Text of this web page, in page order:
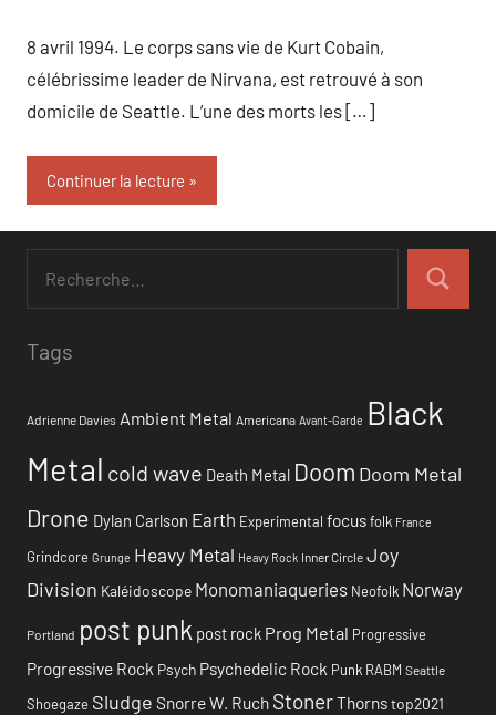
8 avril 1994. Le corps sans vie de Kurt Cobain,
célébrissime leader de Nirvana, est retrouvé à son
domicile de Seattle. L’une des morts les […]
Continuer la lecture
Tags
Adrienne Davies Ambient Metal Americana Avant-Garde Black
Metal cold wave Death Metal Doom Doom Metal
Drone Dylan Carlson Earth Experimental focusfolk France
Grindcore Grunge Heavy Metal Heavy Rock Inner Circle Joy
Division Kaléidoscope Monomaniaqueries Neofolk Norway
Portland post punk post rock Prog Metal Progressive
Progressive Rock Psych Psychedelic Rock Punk RABM Seattle
Shoegaze Sludge Snorre W. Ruch StonerThornstop2021